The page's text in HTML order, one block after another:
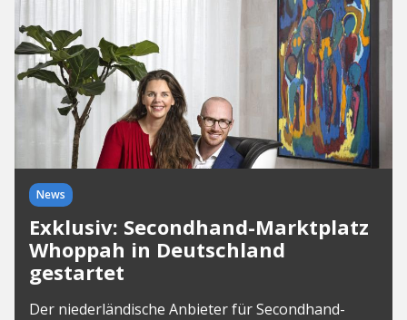
News
Exklusiv: Secondhand-Marktplatz
Whoppah in Deutschland
gestartet
Der niederländische Anbieter für Secondhand-